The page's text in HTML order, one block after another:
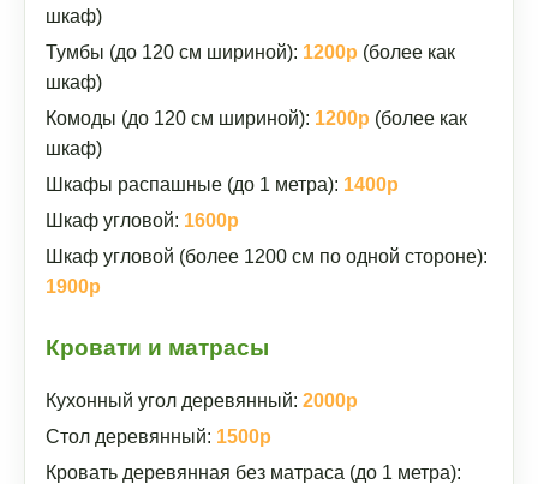
шкаф)
Тумбы (до 120 см шириной): 1200р (более как
шкаф)
Комоды (до 120 см шириной): 1200р (более как
шкаф)
Шкафы распашные (до 1 метра): 1400р
Шкаф угловой: 1600р
Шкаф угловой (более 1200 см по одной стороне):
1900р
Кровати и матрасы
Кухонный угол деревянный: 2000р
Стол деревянный: 1500р
Кровать деревянная без матраса (до 1 метра):